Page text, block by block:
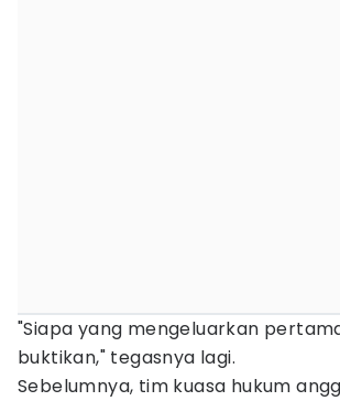
"Siapa yang mengeluarkan
buktikan," tegasnya lagi.
Sebelumnya, tim kuasa hukum